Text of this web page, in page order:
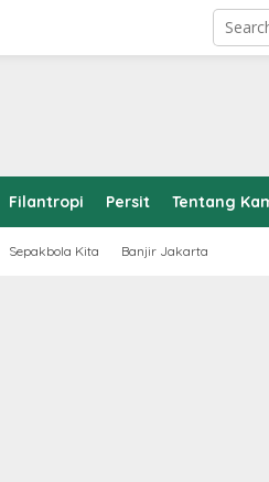
Filantropi Persit Tentang
Sepakbola Kita Banjir Jakarta